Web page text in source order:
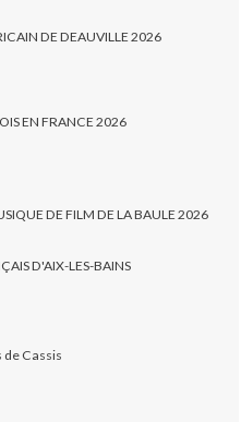
DE DEAUVILLE 2026
EN FRANCE 2026
DE FILM DE LA BAULE 2026
D'AIX-LES-BAINS
Cassis